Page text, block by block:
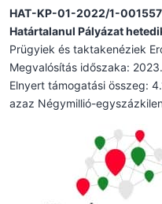
HAT-KP-01-2022/1-001557
Határtalanul Pályázat
Prügyiek és taktakenéziek
Megvalósítás időszaka:
Elnyert támogatási összeg:
azaz Négymillió-